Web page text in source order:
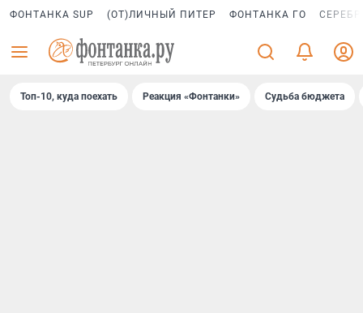
ФОНТАНКА SUP (ОТ)ЛИЧНЫЙ ПИТЕР ФОНТАНКА ГО
Топ-10, куда поехать Реакция «Фонтанки» Судьба бюджета